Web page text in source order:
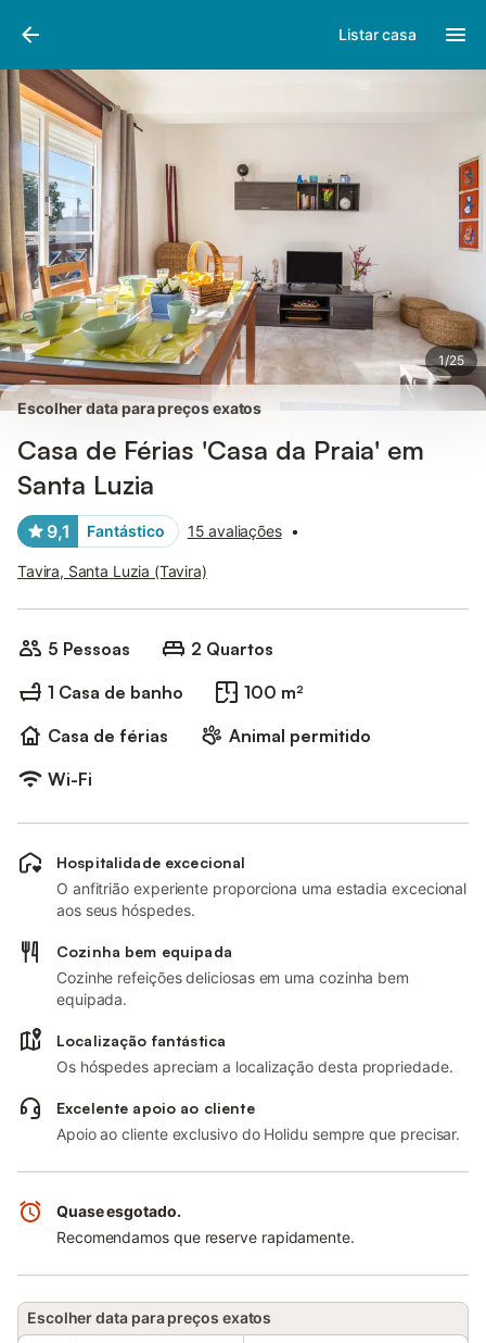
Listar casa
1/25
Fotos
Escolher data para preços exatos
Casa de Férias 'Casa da Praia' em
Santa Luzia
9,1 Fantástico 15 avaliações •
Tavira, Santa Luzia (Tavira)
5 Pessoas
2 Quartos
1 Casa de banho
100 m²
Casa de férias
Animal permitido
Wi-Fi
Hospitalidade excecional
O anfitrião experiente proporciona uma estadia excecional
aos seus hóspedes.
Cozinha bem equipada
Cozinhe refeições deliciosas em uma cozinha bem
equipada.
Localização fantástica
Os hóspedes apreciam a localização desta propriedade.
Excelente apoio ao cliente
Apoio ao cliente exclusivo do Holidu sempre que precisar.
Quase esgotado.
Recomendamos que reserve rapidamente.
Escolher data para preços exatos